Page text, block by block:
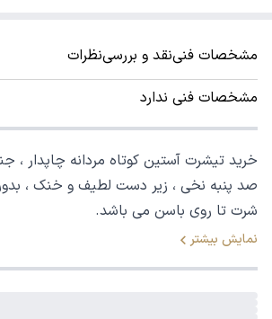
مشخصات فنینقد و بررسینظرات
مشخصات فنی ندارد
خرید تیشرت آستین کوتاه مردانه چاپدار
صد پنبه نخی ، زیر دست لطیف و خنک ،
شرت تا روی باسن می باشد.
نمایش بیشتر